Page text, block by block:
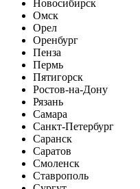
Новосибирск
Омск
Орел
Оренбург
Пенза
Пермь
Пятигорск
Ростов-на-Дону
Рязань
Самара
Санкт-Петербург
Саранск
Саратов
Смоленск
Ставрополь